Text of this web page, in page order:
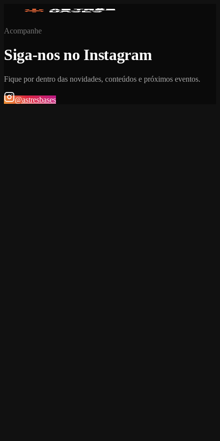
Acompanhe
Siga-nos no Instagram
Fique por dentro das novidades, conteúdos e próximos eventos.
@astresbases